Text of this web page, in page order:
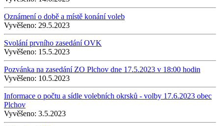
Oznámení o době a místě konání voleb
Vyvěšeno: 29.5.2023
Svolání prvního zasedání OVK
Vyvěšeno: 15.5.2023
Pozvánka na zasedání ZO Plchov dne 17.5.2023 v 18:00 hodin
Vyvěšeno: 10.5.2023
Informace o počtu a sídle volebních okrsků - volby 17.6.2023 obec
Plchov
Vyvěšeno: 3.5.2023